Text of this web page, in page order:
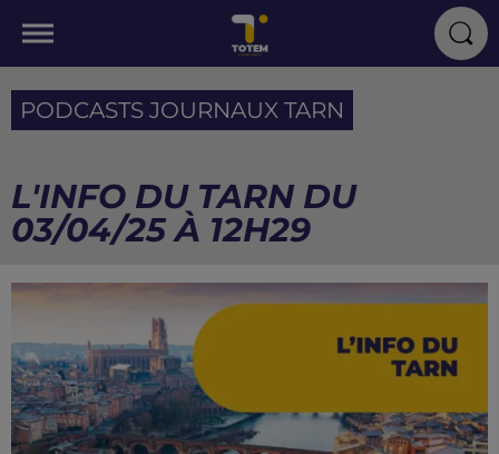
PODCASTS JOURNAUX TARN
L'INFO DU TARN DU
03/04/25 À 12H29